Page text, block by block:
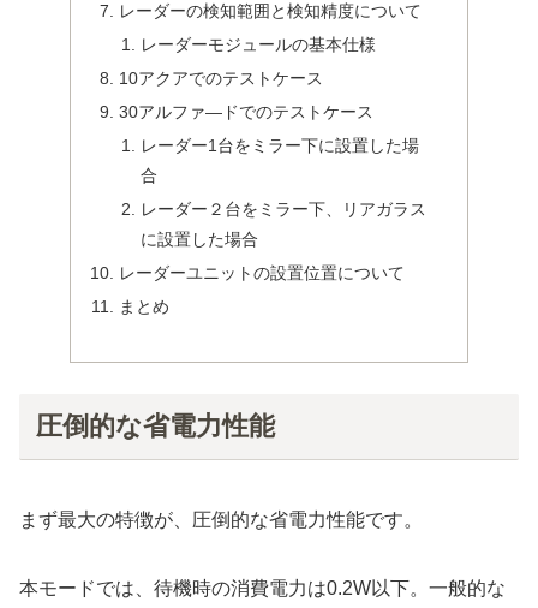
レーダーの検知範囲と検知精度について
レーダーモジュールの基本仕様
10アクアでのテストケース
30アルファ―ドでのテストケース
レーダー1台をミラー下に設置した場
合
レーダー２台をミラー下、リアガラス
に設置した場合
レーダーユニットの設置位置について
まとめ
圧倒的な省電力性能
まず最大の特徴が、圧倒的な省電力性能です。
本モードでは、待機時の消費電力は0.2W以下。一般的な